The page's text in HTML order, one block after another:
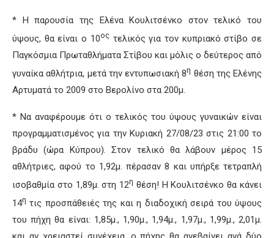
* Η παρουσία της Ελένα Κουλιτσένκο στον τελικό του
ύψους, θα είναι ο 10οςτελικός για τον κυπριακό στίβο σε
Παγκόσμια Πρωταθλήματα Στίβου και μόλις ο δεύτερος από
γυναίκα αθλήτρια, μετά την εντυπωσιακή 8η θέση της Ελένης
Αρτυματά το 2009 στο Βερολίνο στα 200μ.
* Να αναφέρουμε ότι ο τελικός του ύψους γυναικών είναι
προγραμματισμένος για την Κυριακή 27/08/23 στις 21:00 το
βράδυ (ώρα Κύπρου). Στον τελικό θα λάβουν μέρος 15
αθλήτριες, αφού το 1,92μ. πέρασαν 8 και υπήρξε τετραπλή
ισοβαθμία στο 1,89μ. στη 12η θέση! Η Κουλιτσένκο θα κάνει
14η τις προσπάθειές της και η διαδοχική σειρά του ύψους
του πήχη θα είναι: 1,85μ., 1,90μ., 1,94μ., 1,97μ., 1,99μ., 2,01μ.